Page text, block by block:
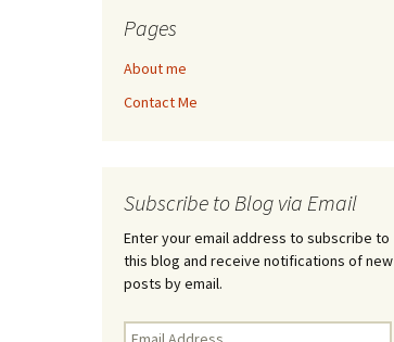
Pages
About me
Contact Me
Subscribe to Blog via Email
Enter your email address to subscribe to
this blog and receive notifications of new
posts by email.
Email